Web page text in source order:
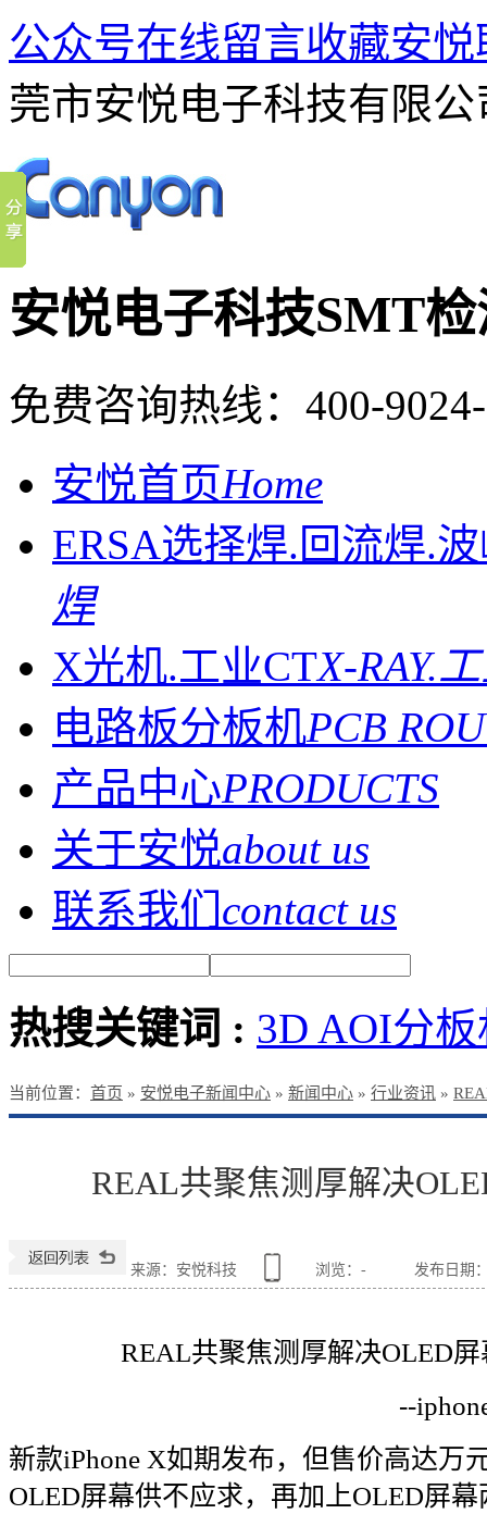
公众号在线留言收藏安悦
莞市安悦电子科技有限公
安悦电子科技SMT
免费咨询热线： 400-
安悦首页Home
ERSA选择焊.回流焊.
焊
X光机.工业CTX-RAY.
电路板分板机PCB
产品中心PRODUCTS
关于安悦about us
联系我们 contact us
热搜关键词 : 3D AOI分
当前位置： 首页 » 安悦电子新闻中心 » 新闻中心 » 行业资讯 »
REAL共聚焦测厚解决
来源：安悦科技 浏览： - 发布日期
REAL共聚焦测厚解决OLED
--
新款iPhone X如期发布，但售价高达万
OLED屏幕供不应求，再加上OLED屏幕